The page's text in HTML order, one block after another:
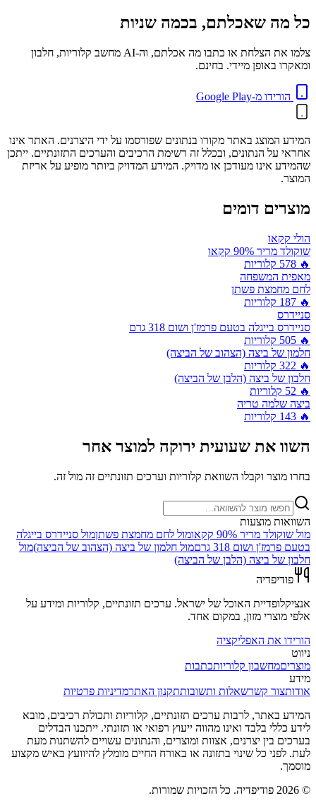
כל מה שאכלתם, בכמה שניות
צלמו את הצלחת או כתבו מה אכלתם, וה-AI מחשב קלוריות, חלבון
ומאקרו באופן מיידי. בחינם.
הורידו מ-Google Play
המידע המוצג באתר מקורו בנתונים שפורסמו על ידי היצרנים. האתר אינו
אחראי על הנתונים, ובכלל זה רשימת הרכיבים והערכים התזונתיים. ייתכן
שהמידע אינו מעודכן או מדויק. המידע המדויק ביותר מופיע על אריזת
המוצר.
מוצרים דומים
הולי קקאו
שוקולד מריר 90% קקאו
🔥
578 קלוריות
מאפית המשפחה
לחם מחמצת פשתן
🔥
187 קלוריות
סניידרס
סניידרס בייגלה בטעם פרמז'ן ושום 318 גרם
🔥
505 קלוריות
חלמון של ביצה (הצהוב של הביצה)
🔥
322 קלוריות
חלבון של ביצה (הלבן של הביצה)
🔥
52 קלוריות
ביצה שלמה טריה
🔥
143 קלוריות
השוו את שעועית ירוקה למוצר אחר
בחרו מוצר וקבלו השוואת קלוריות וערכים תזונתיים זה מול זה.
השוואות מוצעות
מול שוקולד מריר 90% קקאו מול לחם מחמצת פשתןמול סניידרס בייגלה
בטעם פרמז'ן ושום 318 גרם
מול חלמון של ביצה (הצהוב של הביצה)מול
חלבון של ביצה (הלבן של הביצה)
פודיפדיה
אנציקלופדיית האוכל של ישראל. ערכים תזונתיים, קלוריות ומידע על
אלפי מוצרי מזון, במקום אחד.
הורידו את האפליקציה
ניווט
מוצריםמחשבון קלוריותכתבות
מידע
אודותצור קשרשאלות ותשובותתקנון האתרמדיניות פרטיות
המידע באתר, לרבות ערכים תזונתיים, קלוריות ותכולת רכיבים, מובא
לידע כללי בלבד ואינו מהווה ייעוץ רפואי או תזונתי. ייתכנו הבדלים
בערכים בין יצרנים, אצוות ומוצרים, והנתונים עשויים להשתנות מעת
לעת. לפני כל שינוי בתזונה או באורח החיים מומלץ להיוועץ באיש מקצוע
מוסמך.
©
2026 פודיפדיה. כל הזכויות שמורות.